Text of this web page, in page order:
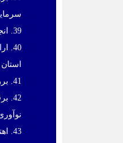
39. انجام هماهنگی های لازم بین امور حمل ونقل وترافیک درون شهری وبرون شهری .
40.
41. بررسی ومطالعه برای تعیین تعداد وسایل نقلیه همگانی مورد نیازاستان .
42.
43.